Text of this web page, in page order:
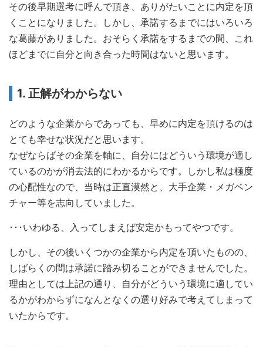
その後早期選考に呼んで頂き、ありがたいことに内定を頂
くことになりました。しかし、承諾するまでにはいろいろ
な葛藤がありました。おそらく承諾をするまでの間、これ
ほどまでに自分と向き合った時間はないと思います。
1. 正解がわからない
どのような企業からであっても、早めに内定を頂けるのは
とても幸せな状況だと思います。
なぜならばその企業を軸に、自分にはどういう環境が適し
ているのかが消去法的にわかるからです。しかし私は極度
の心配性なので、当時は正直漠然と、大手企業・メガベン
チャー等を志向していました。
･･･いわゆる、入ってしまえば安定かもってやつです。
しかし、その後いくつかの企業から内定を頂いたものの、
しばらくの間は承諾に踏み切ることができませんでした。
理由としては上記の通り、自分がどういう環境に適してい
るかがわからずになんとなくの選り好みで考えてしまって
いたからです。